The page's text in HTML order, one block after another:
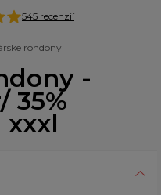
545 recenzií
rondony
-
35%
xxxl